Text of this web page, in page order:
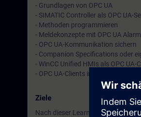
- Grundlagen von OPC UA
- SIMATIC Controller als OPC UA-
- Methoden programmieren
- Meldekonzepte mit OPC UA
- OPC UA-Kommunikation sichern
- Companion Specifications oder
- WinCC Unified HMIs als OPC UA-
- OPC UA-Clients in SIMATIC
Ziele
Nach dieser Learning Journey